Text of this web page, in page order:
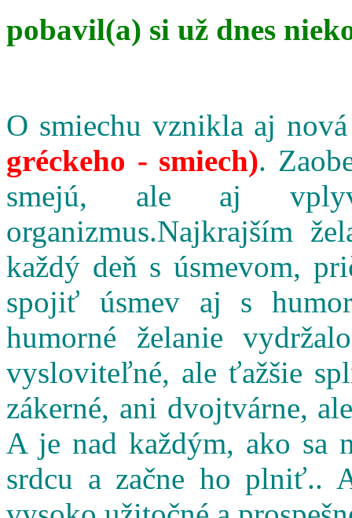
pobavil(a) si už dnes
O smiechu vznikla aj
gréckeho - smiech).
smejú, ale aj
organizmus.Najkrajším
každý deň s úsmevom,
spojiť úsmev aj s
humorné želanie
vysloviteľné, ale ťažšie
zákerné, ani dvojtvárne,
A je nad každým, ako sa
srdcu a začne ho plniť..